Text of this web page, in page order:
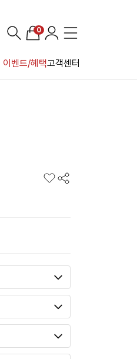
이벤트/혜택고객센터
0